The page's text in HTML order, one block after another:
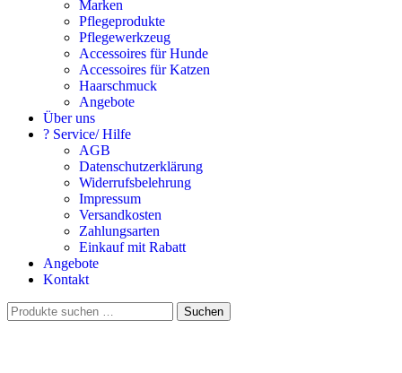
Marken
Pflegeprodukte
Pflegewerkzeug
Accessoires für Hunde
Accessoires für Katzen
Haarschmuck
Angebote
Über uns
? Service/ Hilfe
AGB
Datenschutzerklärung
Widerrufsbelehrung
Impressum
Versandkosten
Zahlungsarten
Einkauf mit Rabatt
Angebote
Kontakt
Suchen
nach:
Suchen